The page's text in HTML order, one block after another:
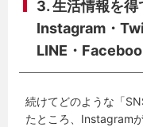
3. 生活情報を
Instagram・
LINE・
続けてどのような「
たところ、Instagram